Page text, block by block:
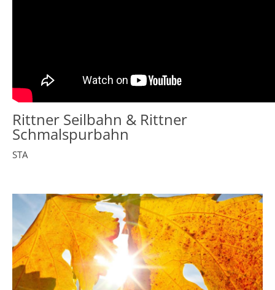
Rittner Seilbahn & Rittner
Schmalspurbahn
STA